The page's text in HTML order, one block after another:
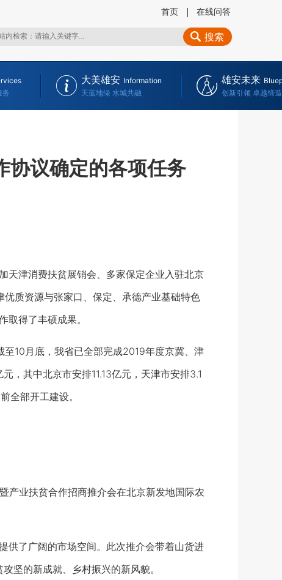
首页 在线问答
搜索
务
大美雄安 Information
天蓝地绿 水城共融
雄安未来
创新引领 卓越缔造
协议确定的各项任务
津消费扶贫展销会、多家保定企业入驻北京
质资源与张家口、保定、承德产业基础特色
得了丰硕成果。
10月底，我省已全部完成2019年度京冀、津
，其中北京市安排11.13亿元，天津市安排3.1
全部开工建设。
业扶贫合作招商推介会在北京新发地国际农
了广阔的市场空间。此次推介会带着山货进
坚的新成就、乡村振兴的新风貌。